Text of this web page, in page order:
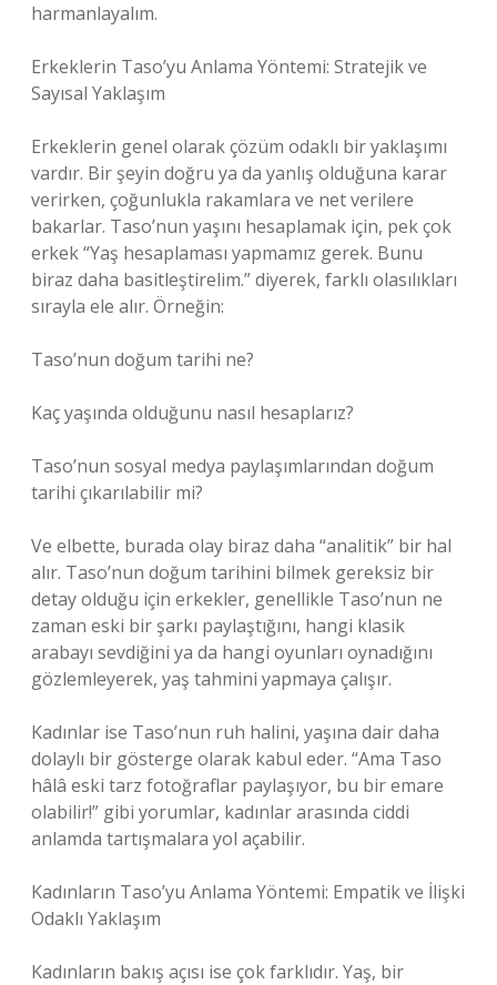
harmanlayalım.
Erkeklerin Taso’yu Anlama Yöntemi: Stratejik ve
Sayısal Yaklaşım
Erkeklerin genel olarak çözüm odaklı bir yaklaşımı
vardır. Bir şeyin doğru ya da yanlış olduğuna karar
verirken, çoğunlukla rakamlara ve net verilere
bakarlar. Taso’nun yaşını hesaplamak için, pek çok
erkek “Yaş hesaplaması yapmamız gerek. Bunu
biraz daha basitleştirelim.” diyerek, farklı olasılıkları
sırayla ele alır. Örneğin:
Taso’nun doğum tarihi ne?
Kaç yaşında olduğunu nasıl hesaplarız?
Taso’nun sosyal medya paylaşımlarından doğum
tarihi çıkarılabilir mi?
Ve elbette, burada olay biraz daha “analitik” bir hal
alır. Taso’nun doğum tarihini bilmek gereksiz bir
detay olduğu için erkekler, genellikle Taso’nun ne
zaman eski bir şarkı paylaştığını, hangi klasik
arabayı sevdiğini ya da hangi oyunları oynadığını
gözlemleyerek, yaş tahmini yapmaya çalışır.
Kadınlar ise Taso’nun ruh halini, yaşına dair daha
dolaylı bir gösterge olarak kabul eder. “Ama Taso
hâlâ eski tarz fotoğraflar paylaşıyor, bu bir emare
olabilir!” gibi yorumlar, kadınlar arasında ciddi
anlamda tartışmalara yol açabilir.
Kadınların Taso’yu Anlama Yöntemi: Empatik ve İlişki
Odaklı Yaklaşım
Kadınların bakış açısı ise çok farklıdır. Yaş, bir